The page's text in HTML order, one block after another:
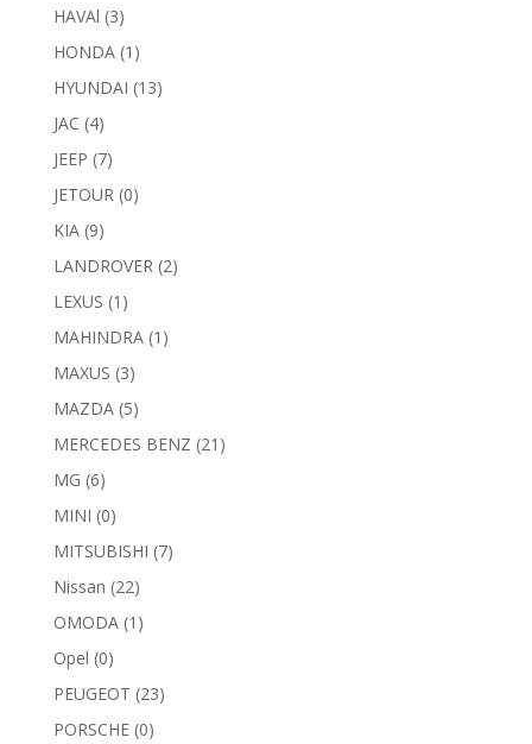
HAVAl (3)
HONDA (1)
HYUNDAI (13)
JAC (4)
JEEP (7)
JETOUR (0)
KIA (9)
LANDROVER (2)
LEXUS (1)
MAHINDRA (1)
MAXUS (3)
MAZDA (5)
MERCEDES BENZ (21)
MG (6)
MINI (0)
MITSUBISHI (7)
Nissan (22)
OMODA (1)
Opel (0)
PEUGEOT (23)
PORSCHE (0)